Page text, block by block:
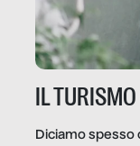
IL
Diciamo spesso